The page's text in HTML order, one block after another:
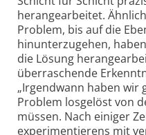
herangearbeitet.
Problem, bis auf die
hinunterzugehen,
die Lösung
überraschende
„Irgendwann haben wir
Problem losgelöst von
müssen. Nach einiger
experimentierens mit